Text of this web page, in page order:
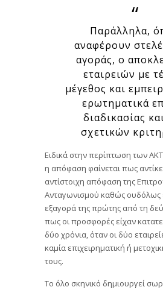
Παράλληλα,
αναφέρουν
αγοράς, ο
εταιρειών με
μέγεθος και
ερωτηματικά
διαδικασίας
σχετικών
Ειδικά στην περίπτωση των
η απόφαση φαίνεται πως
αντίστοιχη απόφαση της
Ανταγωνισμού καθώς ουδόλως
εξαγορά της πρώτης από τη
πως οι προσφορές είχαν
δύο χρόνια, όταν οι δύο
καμία επιχειρηματική ή
τους.
Το όλο σκηνικό δημιουργεί